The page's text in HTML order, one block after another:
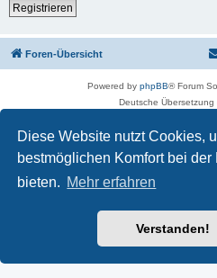
Diese Website nutzt Cookies,
bestmöglichen Komfort bei der
bieten. Mehr erfahren
Verstanden!
Registrieren
Foren-Übersicht
Powered by phpBB® Forum
Deutsche Übersetzung